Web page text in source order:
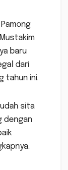
baru
dari
tahun ini.
sita
dengan